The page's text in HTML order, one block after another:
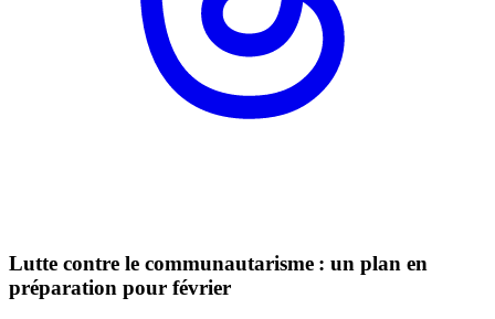
Lutte contre le communautarisme : un plan en
préparation pour février